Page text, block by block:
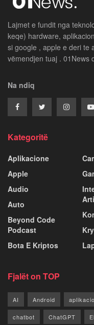
Lajmet e fundit nga
keqe) hardware,
si google , apple e deri te
vëmendjen tuaj . 01News
Na ndiq
Kategoritë
Aplikacione
Apple
Audio
Auto
Beyond Code
Podcast
Bota E Kriptos
Fjalët on TOP
AI Android
chatbot ChatGPT